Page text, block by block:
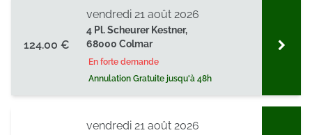
124.00 €
4 Pl. Scheurer Kestner,
68000 Colmar
En forte demande
Annulation Gratuite jusqu'à 48h
vendredi 21 août 2026
vendredi 21 août 2026